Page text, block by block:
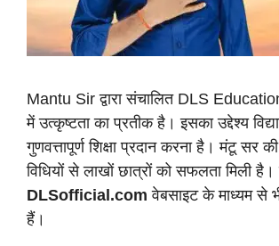
Mantu Sir द्वारा संचालित DLS
में उत्कृष्टता का प्रतीक है। इसका उद्देश्य
गुणवत्तापूर्ण शिक्षा प्रदान करना है। मंटू सर की
विधियों से लाखों छात्रों को सफलता मिली है।
DLSofficial.com वेबसाइट के माध्यम से
हैं।